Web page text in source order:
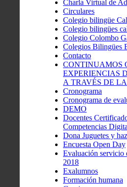
Charla Virtual de
Circulares
Colegio bilingüe
Colegio bilingües
Colegio Colombo
Colegios Bilingües
Contacto
CONTINUAMOS
EXPERIENCIAS
A TRAVÉS DE
Cronograma
Cronograma de
DEMO
Docentes
Competencias
Dona Juguetes y
Encuesta Open Day
Evaluación servicio
2018
Exalumnos
Formación humana